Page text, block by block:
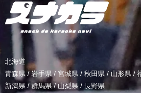
北海道
青森県 / 岩手県/ 宮城県 / 秋田県 / 山形県/
新潟県 /群馬県/山梨県 / 長野県